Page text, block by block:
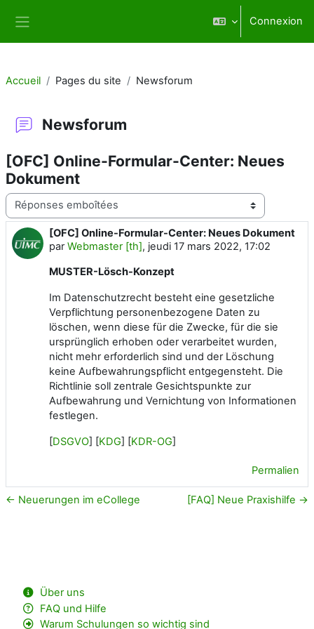
Connexion
Accueil Pages du site Newsforum
Newsforum
[OFC] Online-Formular-Center: Neues
Dokument
Type d’affichage
[OFC] Online-Formular-Center: Neues Dokument
parWebmaster [th], jeudi 17 mars 2022, 17:02
Nombre de réponses : 0
MUSTER-Lösch-Konzept
Im Datenschutzrecht besteht eine gesetzliche
Verpflichtung personenbezogene Daten zu
löschen, wenn diese für die Zwecke, für die sie
ursprünglich erhoben oder verarbeitet wurden,
nicht mehr erforderlich sind und der Löschung
keine Aufbewahrungspflicht entgegensteht. Die
Richtlinie soll zentrale Gesichtspunkte zur
Aufbewahrung und Vernichtung von Informationen
festlegen.
[DSGVO] [KDG] [KDR-OG]
Permalien
← Neuerungen im eCollege [FAQ] Neue Praxishilfe →
Über uns
FAQ und Hilfe
Warum Schulungen so wichtig sind